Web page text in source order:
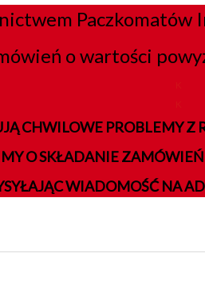
o wartości
CHWILOWE PROBLEMY
O SKŁADANIE
WIADOMOŚĆ NA